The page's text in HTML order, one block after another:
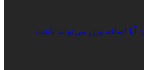
اضافه وزن می‌تواند باعث